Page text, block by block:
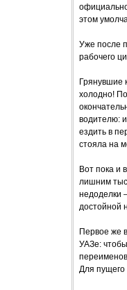
этом
Уже после
рабочего
Грянувшие
холодно!
водителю:
ездить в
стояла на
Вот пока и
лишним
недоделки
достойной
Первое же
УАЗе:
Для